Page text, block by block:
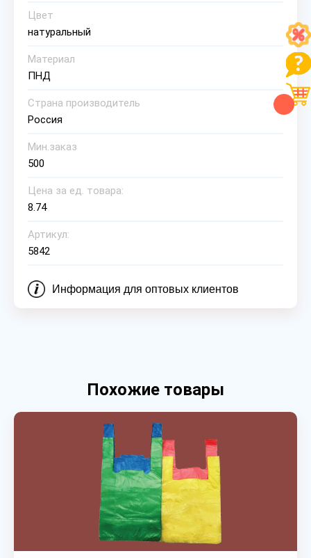
Цвет
натуральный
Материал
ПНД
Страна производитель
Россия
Мин.заказ
500
Цена за ед. товара:
8.74
Артикул:
5842
Информация для оптовых клиентов
Похожие товары